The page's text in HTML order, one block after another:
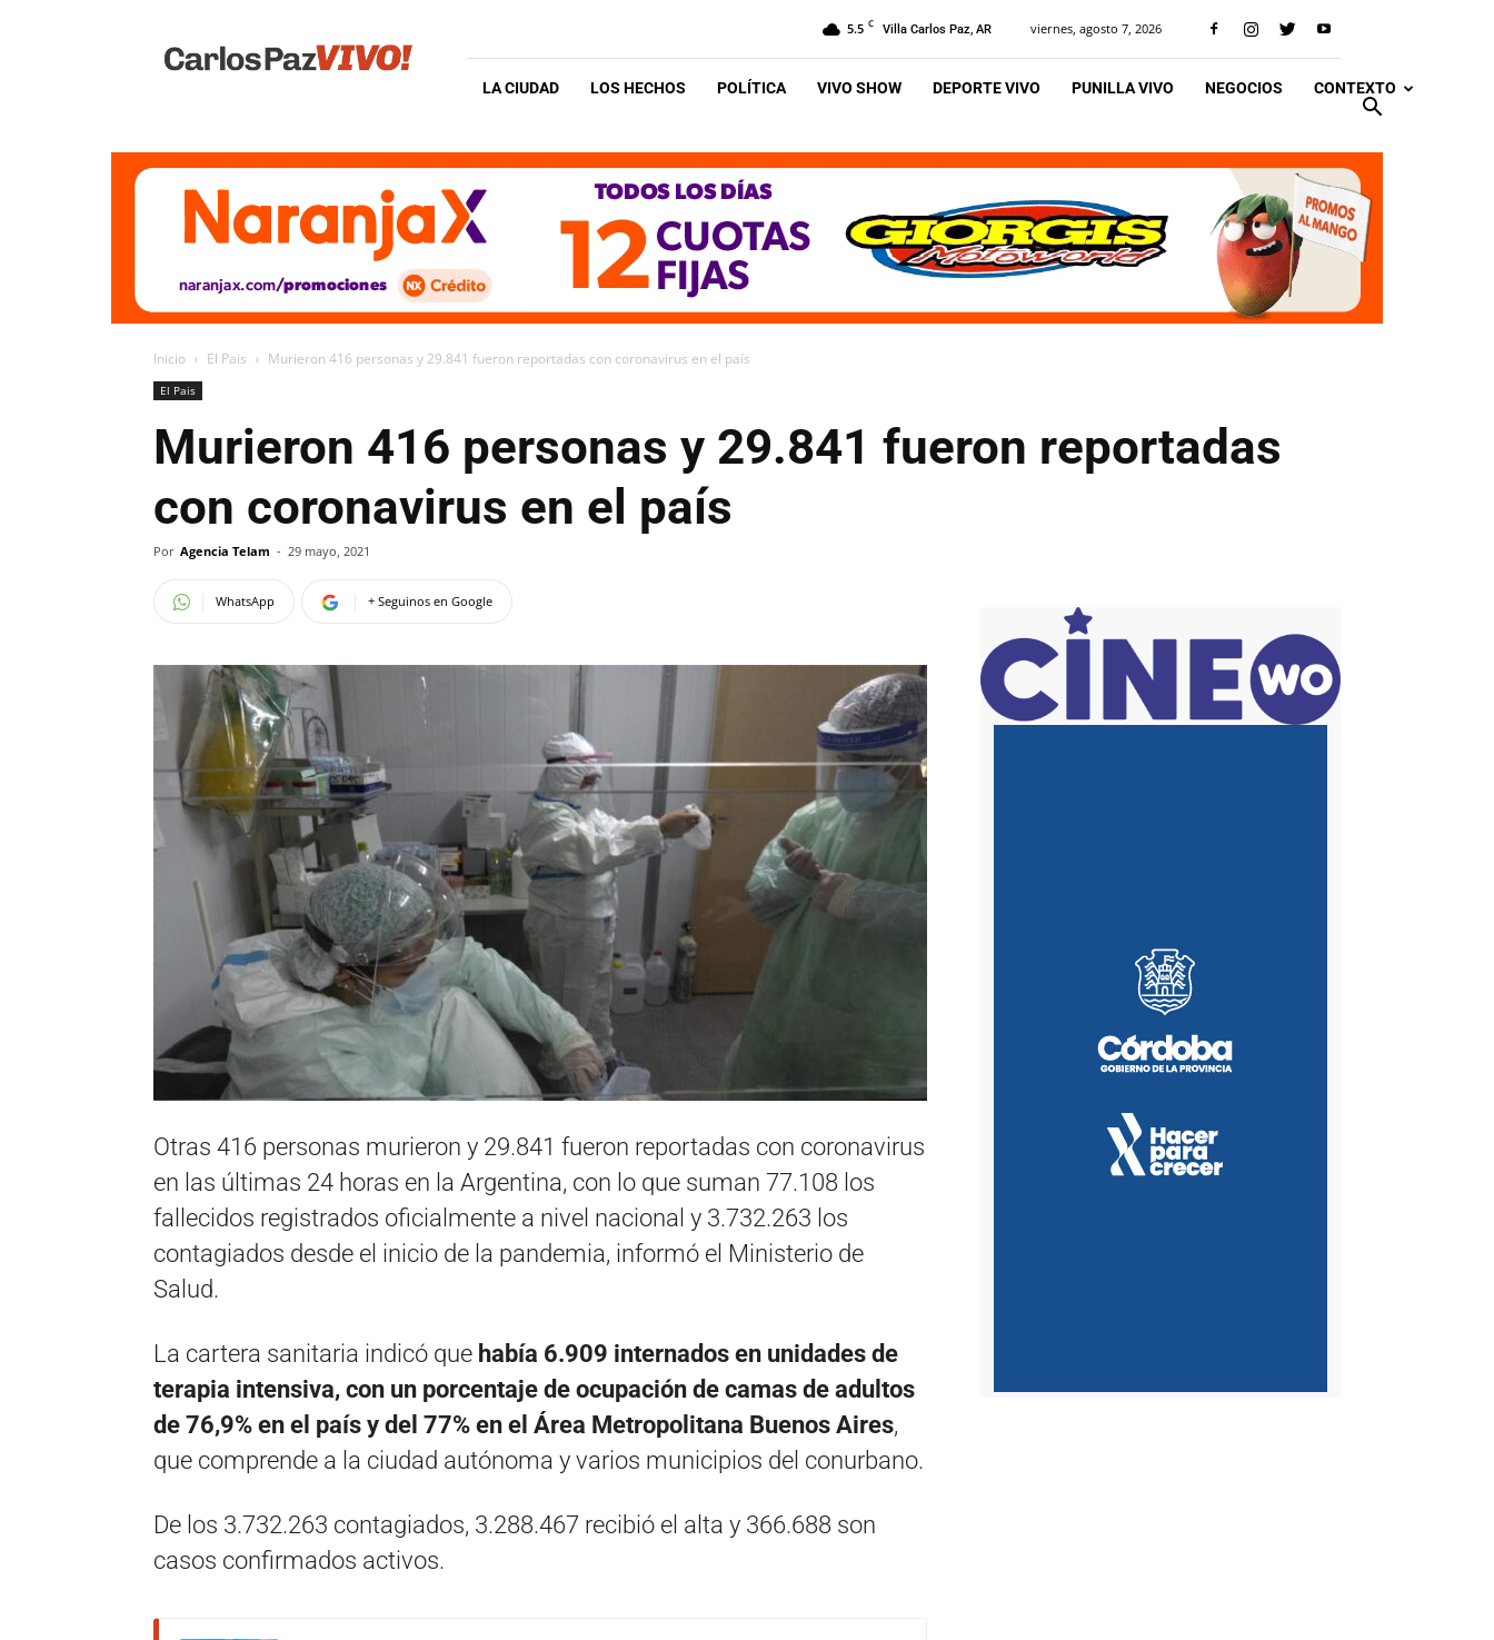
Vivo
5.5 C Villa Carlos Paz, AR viernes, agosto 7, 2026
LA CIUDAD LOS HECHOS POLÍTICA VIVO SHOW DEPORTE VIVO PUNILLA VIVO NEGOCIOS CONTEXTO
Inicio El Pais Murieron 416 personas y 29.841 fueron reportadas con coronavirus en el país
El Pais
Murieron 416 personas y 29.841 fueron reportadas
con coronavirus en el país
Por Agencia Telam - 29 mayo, 2021
WhatsApp + Seguinos en Google
Otras 416 personas murieron y 29.841 fueron reportadas con coronavirus
en las últimas 24 horas en la Argentina, con lo que suman 77.108 los
fallecidos registrados oficialmente a nivel nacional y 3.732.263 los
contagiados desde el inicio de la pandemia, informó el Ministerio de
Salud.
La cartera sanitaria indicó que había 6.909 internados en unidades de
terapia intensiva, con un porcentaje de ocupación de camas de adultos
de 76,9% en el país y del 77% en el Área Metropolitana Buenos Aires,
que comprende a la ciudad autónoma y varios municipios del conurbano.
De los 3.732.263 contagiados, 3.288.467 recibió el alta y 366.688 son
casos confirmados activos.